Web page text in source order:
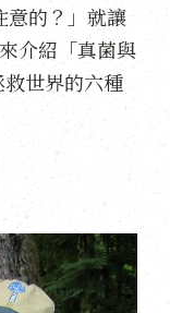
意的？」就讓
介紹「真菌與
世界的六種